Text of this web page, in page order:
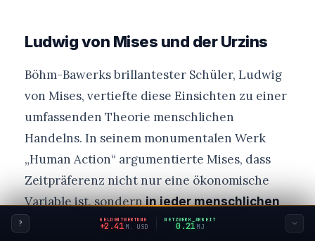
Ludwig von Mises und der Urzins
Böhm-Bawerks brillantester Schüler, Ludwig
von Mises, vertiefte diese Einsichten zu einer
umfassenden Theorie menschlichen
Handelns. In seinem monumentalen Werk
„Human Action“ argumentierte Mises, dass
Zeitpräferenz nicht nur eine ökonomische
Variable ist, sondernin jeder menschlichen
Handlung notwendig enthalten. Handeln
? GELDENTWERTUNG
+2.64 M. USD
NETZWERK_ARBEIT
0.23 MJ